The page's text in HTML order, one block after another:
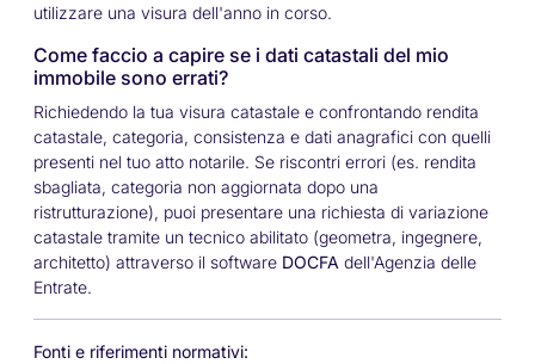
utilizzare una visura dell'anno in corso.
Come faccio a capire se i dati catastali del mio
immobile sono errati?
Richiedendo la tua visura catastale e confrontando rendita
catastale, categoria, consistenza e dati anagrafici con quelli
presenti nel tuo atto notarile. Se riscontri errori (es. rendita
sbagliata, categoria non aggiornata dopo una
ristrutturazione), puoi presentare una richiesta di variazione
catastale tramite un tecnico abilitato (geometra, ingegnere,
architetto) attraverso il software DOCFA dell'Agenzia delle
Entrate.
Fonti e riferimenti normativi: